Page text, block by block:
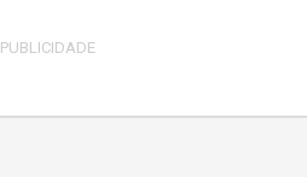
PUBLICIDADE